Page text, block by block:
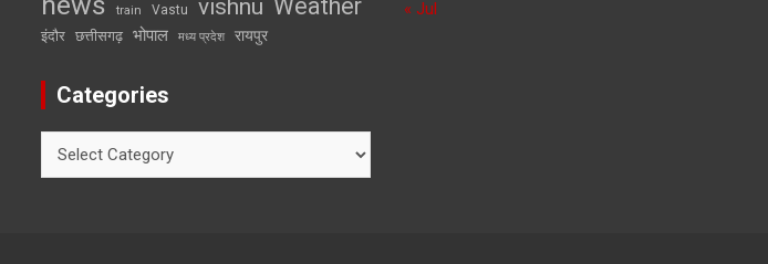
train Vastu vishnu Weather
इंदौर छत्तीसगढ़ भोपाल मध्य प्रदेश रायपुर
Categories
« Jul